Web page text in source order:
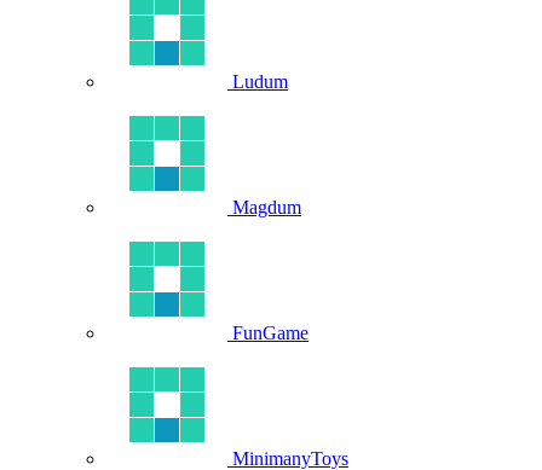
Ludum
Magdum
FunGame
MinimanyToys